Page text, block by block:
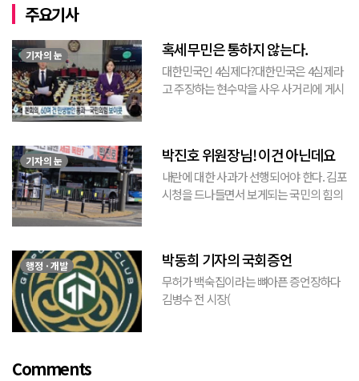
주요기사
기자의 눈 혹세무민은 통하지 않는다.
대한민국인 4심제다?대한민국은 4심제라
고 주장하는 현수막을 사우 사거리에 게시
민(惑...
기자의 눈 박진호 위원장님! 이건 아닌데요
내란에 대한 사과가 선행되어야 한다. 김포
시청을 드나들면서 보게되는 국민의 힘의
이 하...
행정 · 개발 박동희 기자의 국회증언
무허가 백숙집이라는 뼈아픈 증언장하다
김병수 전 시장(
Comments